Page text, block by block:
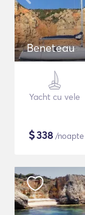
Beneteau
Yacht cu vele
$338 /noapte